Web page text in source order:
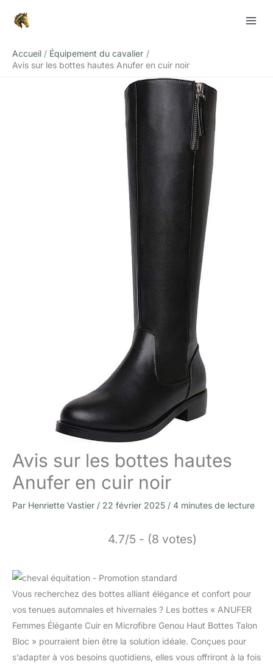
Accueil
Équipement du cavalier
Avis sur les bottes hautes Anufer en cuir noir
Avis sur les bottes hautes
Anufer en cuir noir
Par Henriette Vastier / 22 février 2025 / 4 minutes de lecture
4.7/5 - (8 votes)
Vous recherchez des bottes alliant élégance et confort pour
vos tenues automnales et hivernales ? Les bottes « ANUFER
Femmes Élégante Cuir en Microfibre Genou Haut Bottes Talon
Bloc » pourraient bien être la solution idéale. Conçues pour
s’adapter à vos besoins quotidiens, elles vous offriront à la fois